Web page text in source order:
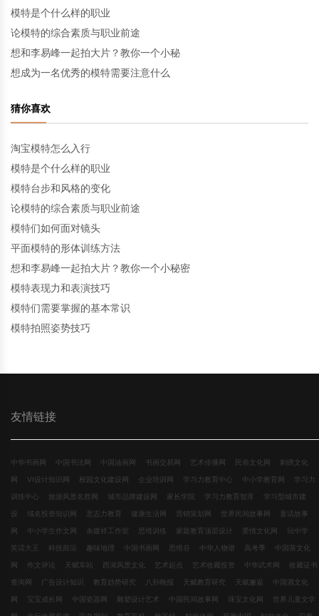
模特是个什么样的职业
论模特的综合素质与职业前途
想和李易峰一起拍大片？教你一个小秘
想成为一名优秀的模特需要注意什么
猜你喜欢
淘宝模特怎么入行
模特是个什么样的职业
模特台步和风格的变化
论模特的综合素质与职业前途
模特们如何面对镜头
平面模特的形体训练方法
想和李易峰一起拍大片？教你一个小秘密
模特表现力和表演技巧
模特们需要掌握的基本常识
模特拍照姿势技巧
友情链接
中华书画网 中国书法网 中国油画网 书画交易网 艺术传播网 民俗文化网 刺绣文化
网 VI设计知识网 校园文化建设网 企业培训网 学习力教育中心 中小学教育网 学习力
训练中心 旅游风景名胜网 城市品牌建设网 家长学院 学习力教育智库 学习型城市建
设 域名投资知识网 意志力教育 健康生活网 营销策划网 世界民间故事网 童话故事
网 中小学生作文网 余建祥工作室 思维训练 家庭教育顶层设计 爱情文化网 玩中学
笑话大王 科技前沿 趣味地理 中国书画网 思维谷 中华人物谱 高考季 中国茶文化
网 作文评论 天赋车站 西湖风景文化 艺术起点 艺术收藏投资 中华武术网 收藏证书
查询网 广告设计知识 教育趋势研究 八卦晚报 天赋教育研究 天赋邂逅 中国酒文化
网 宝宝成长网 中国瓷器网 雕塑设计艺术 中国民间故事网 珠宝文化网 世界儿童文学